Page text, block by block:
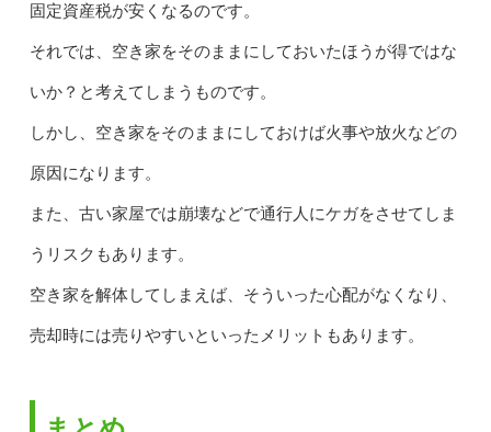
固定資産税が安くなるのです。
それでは、空き家をそのままにしておいたほうが得ではな
いか？と考えてしまうものです。
しかし、空き家をそのままにしておけば火事や放火などの
原因になります。
また、古い家屋では崩壊などで通行人にケガをさせてしま
うリスクもあります。
空き家を解体してしまえば、そういった心配がなくなり、
売却時には売りやすいといったメリットもあります。